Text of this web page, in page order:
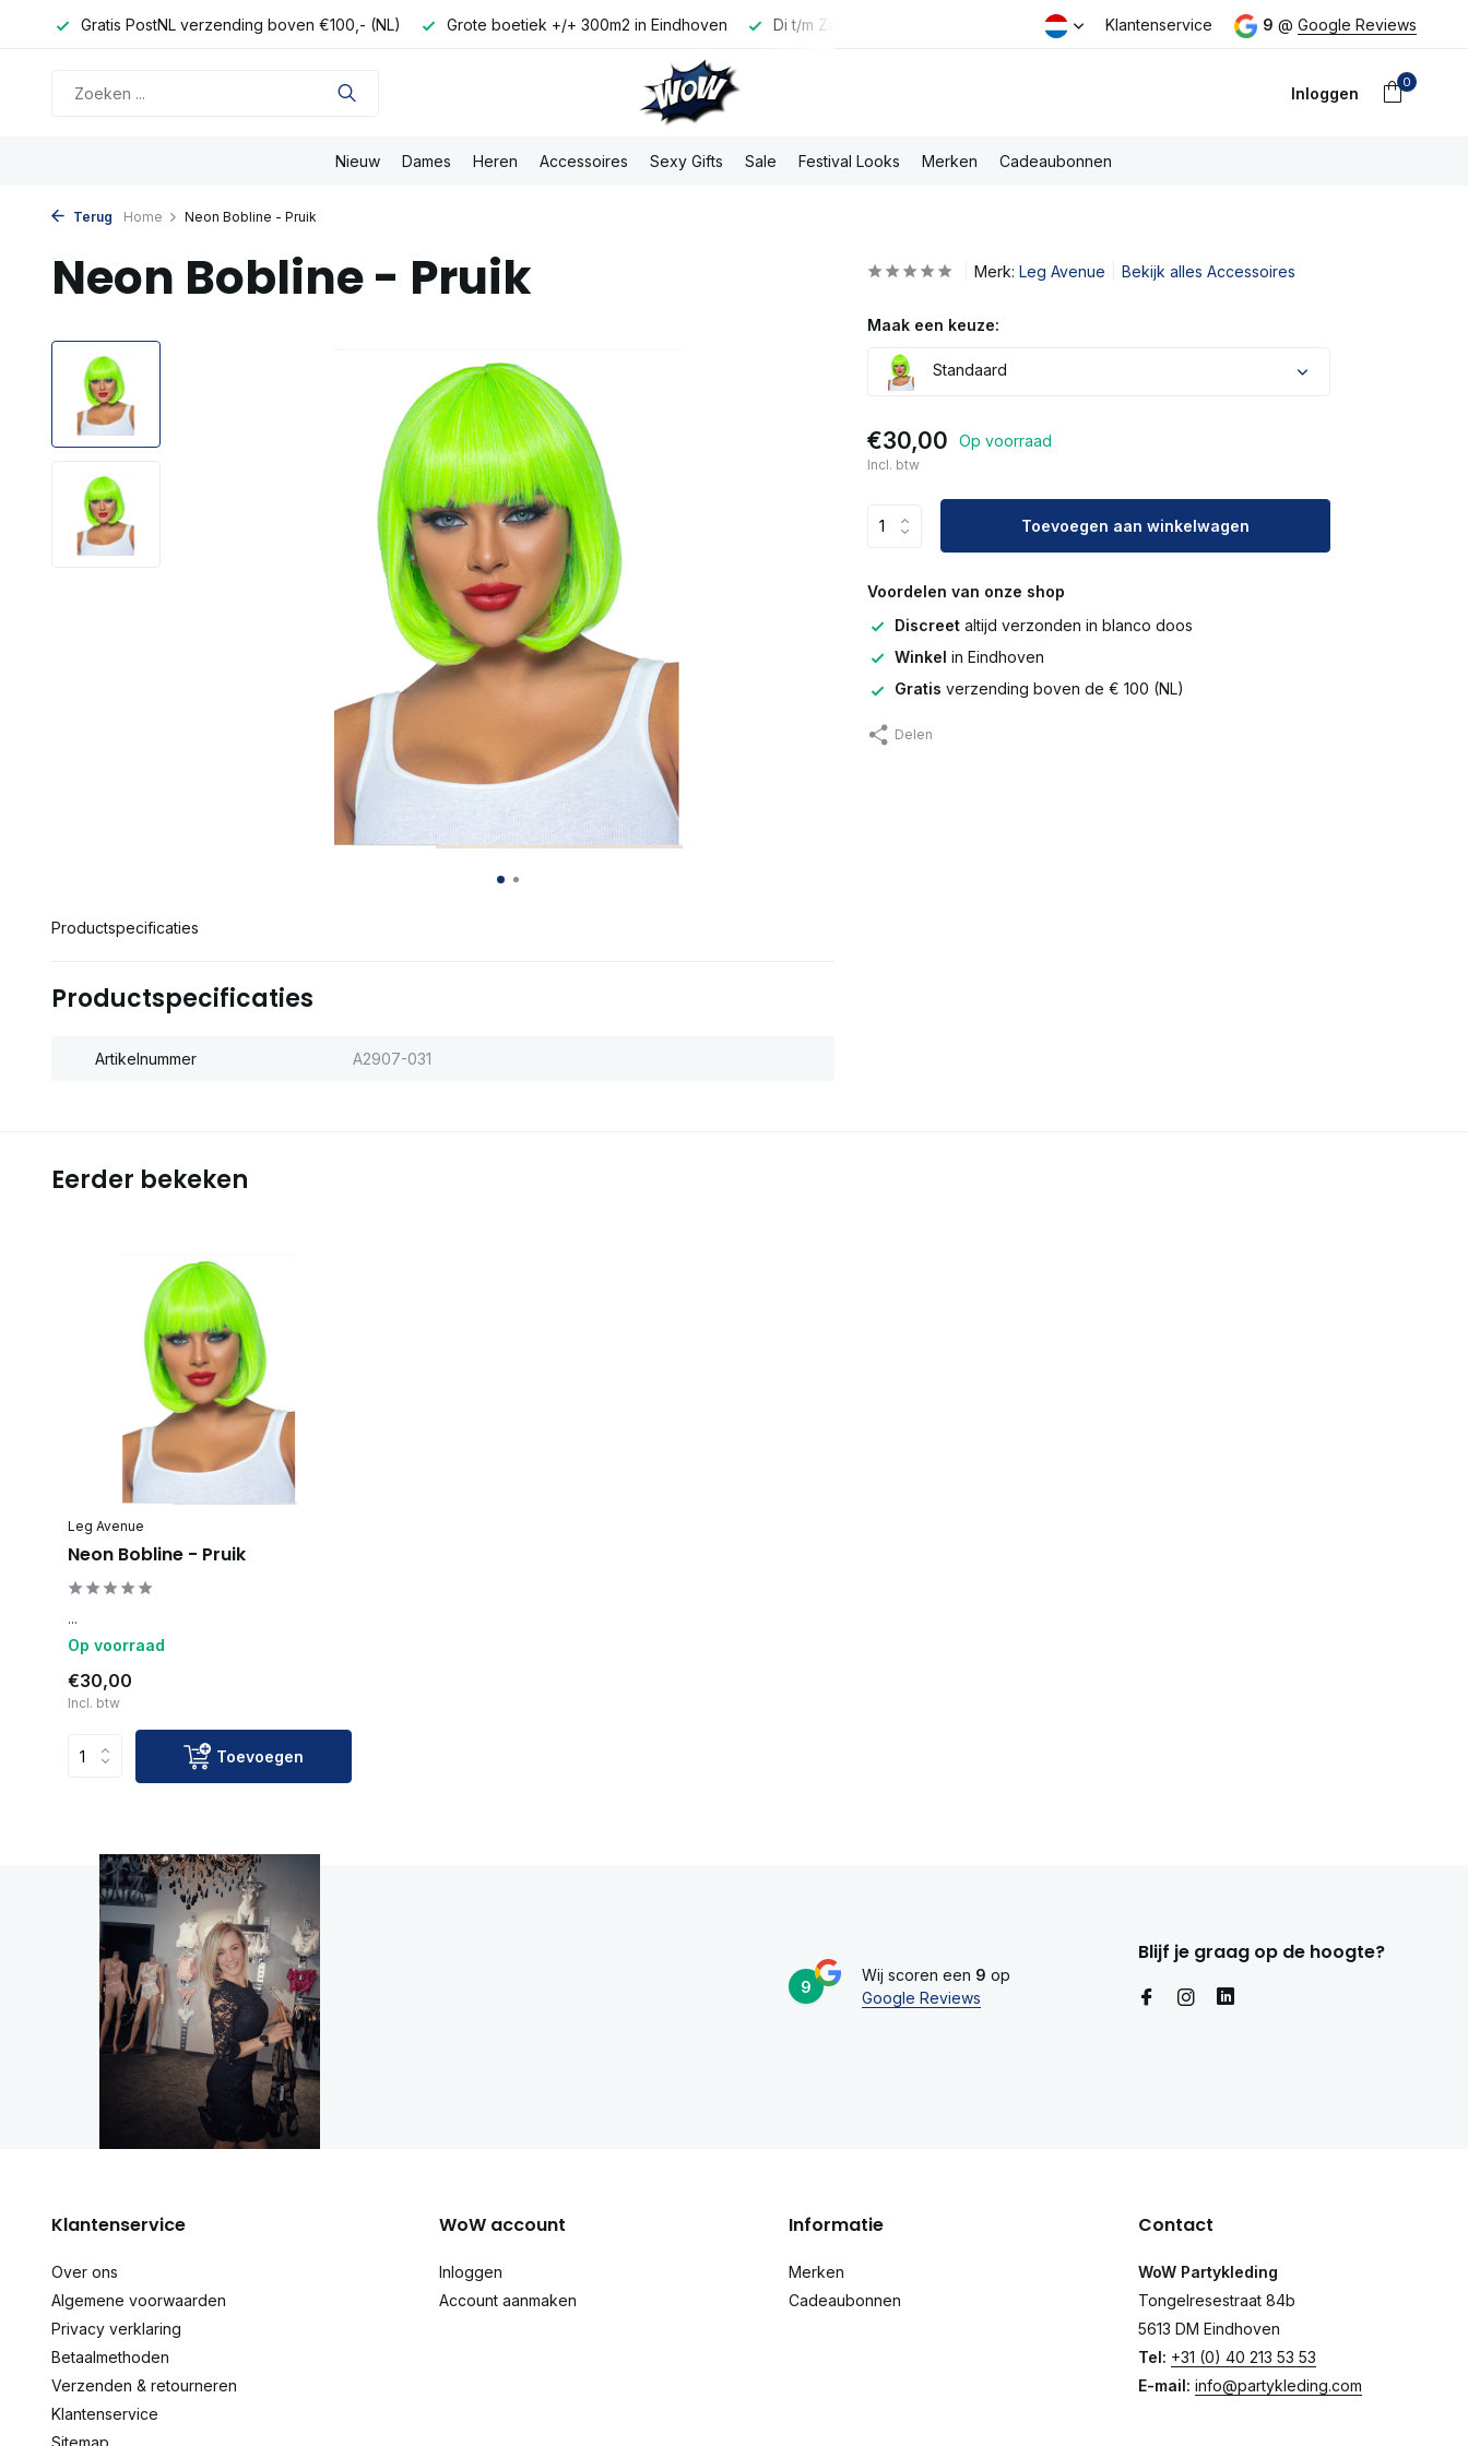
Gratis PostNL verzending boven €100,- (NL) Grote boetiek +/+ 300m2 in Eindhoven Di t/m Za voor 16:00u besteld dezelfde dag verzonden Gratis PostNL verzending boven
Klantenservice 9 @ Google Reviews
Inloggen
0
Nieuw Dames Heren Accessoires Sexy Gifts Sale Festival Looks Merken Cadeaubonnen
Terug Home Neon Bobline - Pruik
Neon Bobline - Pruik
Productspecificaties
Productspecificaties
Artikelnummer A2907-031
Merk: Leg Avenue Bekijk alles Accessoires
Maak een keuze:
Standaard
€30,00 Op voorraad
Incl. btw
Toevoegen aan winkelwagen
Voordelen van onze shop
Discreetaltijd verzonden in blanco doos
Winkel in Eindhoven
Gratis verzending boven de € 100 (NL)
Delen
Eerder bekeken
Leg Avenue
Neon Bobline - Pruik
...
Op voorraad
€30,00
Incl. btw
Toevoegen
9
Wij scoren een 9 op
Google Reviews
Blijf je graag op de hoogte?
Klantenservice
Over ons
Algemene voorwaarden
Privacy verklaring
Betaalmethoden
Verzenden & retourneren
Klantenservice
Sitemap
WoW account
Inloggen
Account aanmaken
Informatie
Merken
Cadeaubonnen
Contact
WoW Partykleding
Tongelresestraat 84b
5613 DM Eindhoven
Tel: +31 (0) 40 213 53 53
E-mail: info@partykleding.com